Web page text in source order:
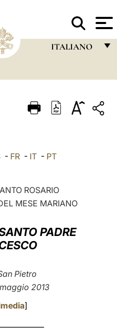
ITALIANO
ITALIANO
POLSKI
العربيّة
中文
- FR - IT - PT
ROSARIO
MESE MARIANO
PADRE
Pietro
2013
]